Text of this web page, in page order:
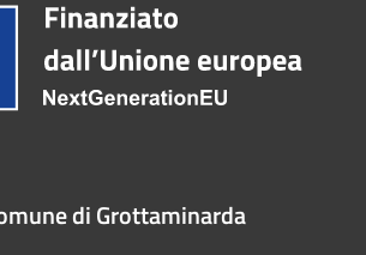
di Grottaminarda